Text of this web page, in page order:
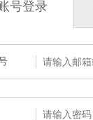
号登录